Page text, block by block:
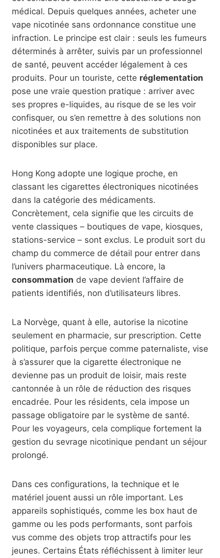
médical. Depuis quelques années, acheter une
vape nicotinée sans ordonnance constitue une
infraction. Le principe est clair : seuls les fumeurs
déterminés à arrêter, suivis par un professionnel
de santé, peuvent accéder légalement à ces
produits. Pour un touriste, cette réglementation
pose une vraie question pratique : arriver avec
ses propres e-liquides, au risque de se les voir
confisquer, ou s’en remettre à des solutions non
nicotinées et aux traitements de substitution
disponibles sur place.
Hong Kong adopte une logique proche, en
classant les cigarettes électroniques nicotinées
dans la catégorie des médicaments.
Concrètement, cela signifie que les circuits de
vente classiques – boutiques de vape, kiosques,
stations-service – sont exclus. Le produit sort du
champ du commerce de détail pour entrer dans
l’univers pharmaceutique. Là encore, la
consommation de vape devient l’affaire de
patients identifiés, non d’utilisateurs libres.
La Norvège, quant à elle, autorise la nicotine
seulement en pharmacie, sur prescription. Cette
politique, parfois perçue comme paternaliste, vise
à s’assurer que la cigarette électronique ne
devienne pas un produit de loisir, mais reste
cantonnée à un rôle de réduction des risques
encadrée. Pour les résidents, cela impose un
passage obligatoire par le système de santé.
Pour les voyageurs, cela complique fortement la
gestion du sevrage nicotinique pendant un séjour
prolongé.
Dans ces configurations, la technique et le
matériel jouent aussi un rôle important. Les
appareils sophistiqués, comme les box haut de
gamme ou les pods performants, sont parfois
vus comme des objets trop attractifs pour les
jeunes. Certains États réfléchissent à limiter leur